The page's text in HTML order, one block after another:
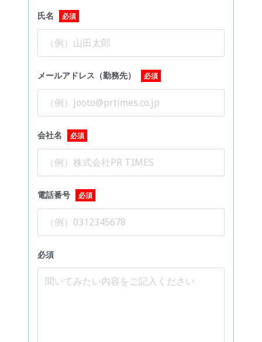
氏名 必須
メールアドレス（勤務先） 必須
会社名 必須
電話番号 必須
必須